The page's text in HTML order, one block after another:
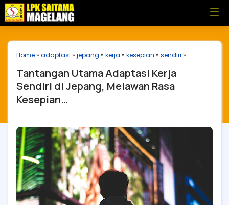
Home» adaptasi » jepang » kerja » kesepian » sendiri »
Tantangan Utama Adaptasi Kerja
Sendiri di Jepang, Melawan Rasa
Kesepian…